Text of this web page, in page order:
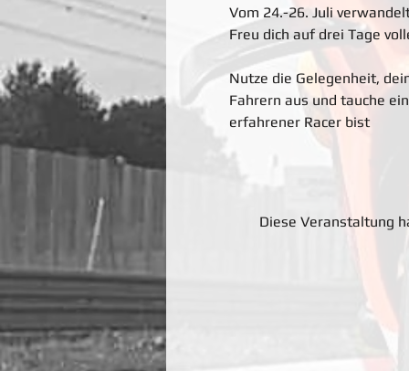
Vom 24.-26. Juli
Freu dich auf drei Tage
Nutze die Gelegenheit,
Fahrern aus und tauche
erfahrener Racer bist
Diese Veranstaltung